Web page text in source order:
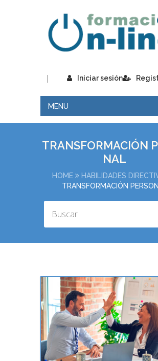
Iniciar sesión
|
MENU
TRANSFORMACIÓN
NAL
HOME
HABILIDADES
TRANSFORMACIÓN